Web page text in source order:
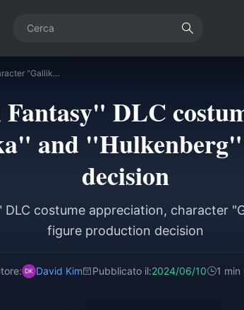
"Metaphorical Fantasy" DLC costume appreciation, character "Gallika" and "Hulkenberg" figure production decision
DLC
and
decision
costume appreciation, character
figure production decision
David Kim Pubblicato il:2024/06/10 1 min